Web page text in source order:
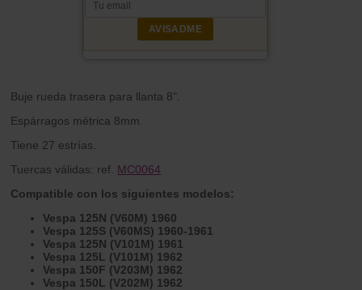
AVISADME
Buje rueda trasera para llanta 8".
Espárragos métrica 8mm.
Tiene 27 estrías.
Tuercas válidas: ref. MC0064
Compatible con los siguientes modelos:
Vespa 125N (V60M) 1960
Vespa 125S (V60MS) 1960-1961
Vespa 125N (V101M) 1961
Vespa 125L (V101M) 1962
Vespa 150F (V203M) 1962
Vespa 150L (V202M) 1962